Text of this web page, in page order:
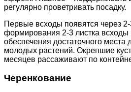
регулярно проветривать посадку.
Первые всходы появятся через
формирования 2-3 листка
обеспечения достаточного места
молодых растений. Окрепшие
месяцев рассаживают по
Черенкование